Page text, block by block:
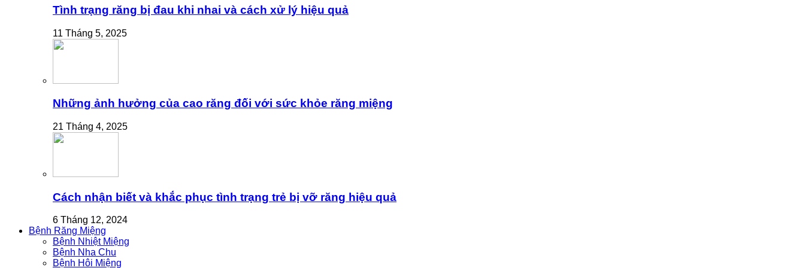
Tình trạng răng bị đau khi nhai và cách xử lý hiệu quả
11 Tháng 5, 2025
Những ảnh hưởng của cao răng đối với sức khỏe răng miệng
21 Tháng 4, 2025
Cách nhận biết và khắc phục tình trạng trẻ bị vỡ răng hiệu quả
6 Tháng 12, 2024
Bệnh Răng Miệng
Bệnh Nhiệt Miệng
Bệnh Nha Chu
Bệnh Hôi Miệng